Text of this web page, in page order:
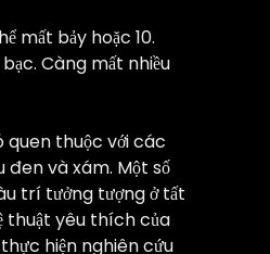
mất bảy hoặc 10.
Càng mất nhiều
quen thuộc với các
và xám. Một số
trí tưởng tượng ở tất
thuật yêu thích của
hiện nghiên cứu